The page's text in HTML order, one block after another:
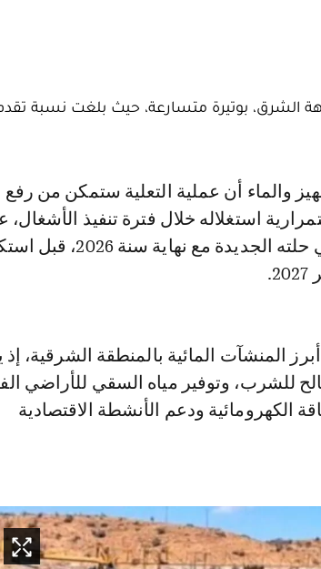
الشرق، بوتيرة متسارعة، حيث بلغت نسبة
استغلاله خلال فترة تنفيذ الأشغال،
تتم أول عملية لملء السد في حلته الجديدة مع
المنشآت المائية بالمنطقة الشرقية،
للشرب، وتوفير مياه السقي للأراضي
الكهرومائية ودعم الأنشطة الاقتصادية